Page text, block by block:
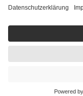
110,80 €
getroffen, um
https://
Einige Bilder und